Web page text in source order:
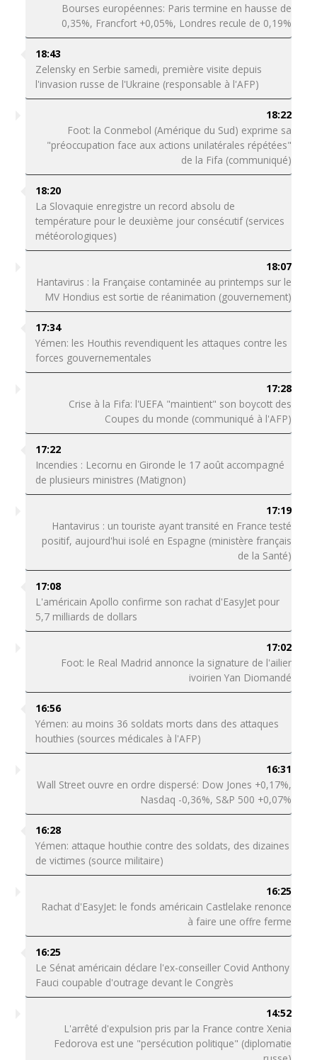
Bourses européennes: Paris termine en hausse de
0,35%, Francfort +0,05%, Londres recule de 0,19%
18:43
Zelensky en Serbie samedi, première visite depuis
l'invasion russe de l'Ukraine (responsable à l'AFP)
18:22
Foot: la Conmebol (Amérique du Sud) exprime sa
"préoccupation face aux actions unilatérales répétées"
de la Fifa (communiqué)
18:20
La Slovaquie enregistre un record absolu de
température pour le deuxième jour consécutif (services
météorologiques)
18:07
Hantavirus : la Française contaminée au printemps sur le
MV Hondius est sortie de réanimation (gouvernement)
17:34
Yémen: les Houthis revendiquent les attaques contre les
forces gouvernementales
17:28
Crise à la Fifa: l'UEFA "maintient" son boycott des
Coupes du monde (communiqué à l'AFP)
17:22
Incendies : Lecornu en Gironde le 17 août accompagné
de plusieurs ministres (Matignon)
17:19
Hantavirus : un touriste ayant transité en France testé
positif, aujourd'hui isolé en Espagne (ministère français
de la Santé)
17:08
L'américain Apollo confirme son rachat d'EasyJet pour
5,7 milliards de dollars
17:02
Foot: le Real Madrid annonce la signature de l'ailier
ivoirien Yan Diomandé
16:56
Yémen: au moins 36 soldats morts dans des attaques
houthies (sources médicales à l'AFP)
16:31
Wall Street ouvre en ordre dispersé: Dow Jones +0,17%,
Nasdaq -0,36%, S&P 500 +0,07%
16:28
Yémen: attaque houthie contre des soldats, des dizaines
de victimes (source militaire)
16:25
Rachat d'EasyJet: le fonds américain Castlelake renonce
à faire une offre ferme
16:25
Le Sénat américain déclare l'ex-conseiller Covid Anthony
Fauci coupable d'outrage devant le Congrès
14:52
L'arrêté d'expulsion pris par la France contre Xenia
Fedorova est une "persécution politique" (diplomatie